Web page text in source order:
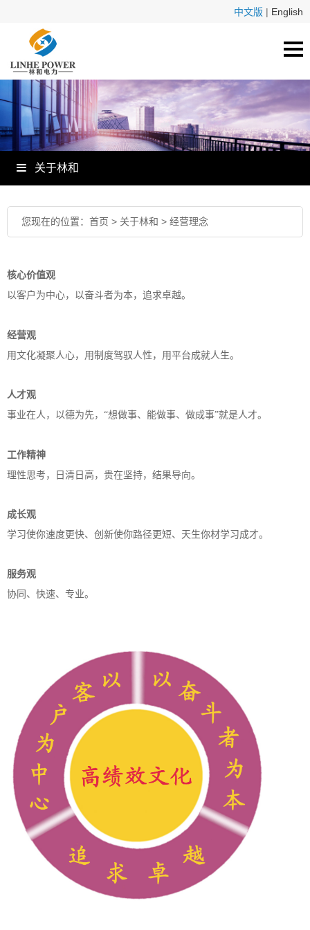
中文版 | English
关于林和
您现在的位置： 首页 > 关于林和 > 经营理念
核心价值观
以客户为中心，以奋斗者为本， 追求卓越。
经营观
用文化凝聚人心，用制度驾驭人性，用平台成就人生。
人才观
事业在人，以德为先，“想做事、能做事、做成事”就是人才。
工作精神
理性思考，日清日高，贵在坚持，结果导向。
成长观
学习使你速度更快、创新使你路径更短、天生你材学习成才。
服务观
协同、快速、专业。